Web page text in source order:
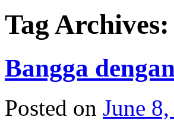
Tag Archives:
Bangga
Posted on June